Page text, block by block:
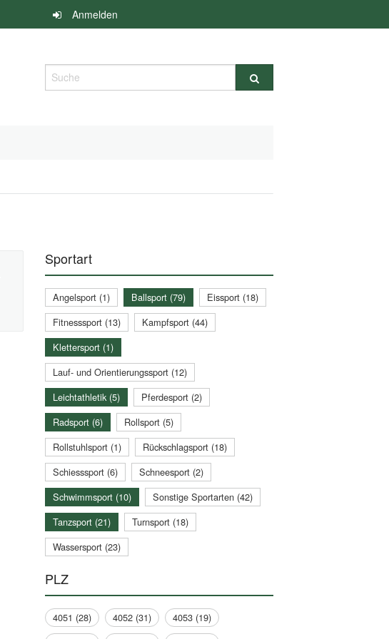
Anmelden
Suche
Sportart
Angelsport (1) Ballsport (79)
Eissport (18)
Fitnesssport (13)
Kampfsport (44)
Klettersport (1)
Lauf- und Orientierungssport (12)
Leichtathletik (5)
Pferdesport (2)
Radsport (6)
Rollsport (5)
Rollstuhlsport (1)
Rückschlagsport (18)
Schiesssport (6)
Schneesport (2)
Schwimmsport (10)
Sonstige Sportarten (42)
Tanzsport (21)
Turnsport (18)
Wassersport (23)
PLZ
4051 (28) 4052 (31)
4053 (19)